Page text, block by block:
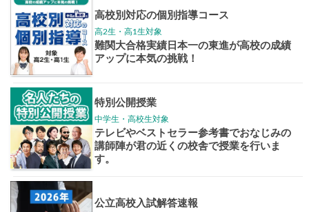
大学案内 全国学校
講座